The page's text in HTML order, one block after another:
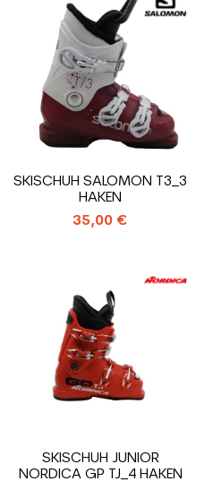
SKISCHUH SALOMON T3_3
HAKEN
35,00 €
SKISCHUH JUNIOR
NORDICA GP TJ_4 HAKEN